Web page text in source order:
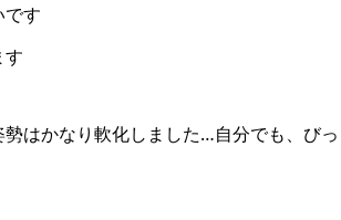
す
す
はかなり軟化しました…自分でも、び